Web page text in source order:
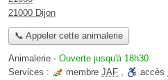
21000 Dijon
📞 Appeler cette animalerie
Animalerie - Ouverte jusqu'à 18h30
Services :
membre JAF , accès